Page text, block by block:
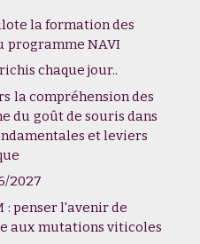
la formation des
programme NAVI
chaque jour..
la compréhension des
du goût de souris dans
et leviers
2027
: penser l'avenir de
aux mutations viticoles